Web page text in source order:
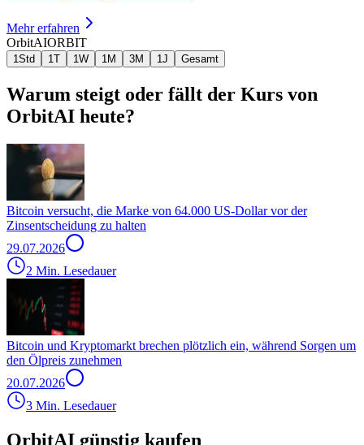
Mehr erfahren
OrbitAIORBIT
1Std 1T 1W 1M 3M 1J Gesamt
Warum steigt oder fällt der Kurs von
OrbitAI heute?
Bitcoin versucht, die Marke von 64.000 US-Dollar vor der
Zinsentscheidung zu halten
29.07.2026
2 Min. Lesedauer
Bitcoin und Kryptomarkt brechen plötzlich ein, während Sorgen um
den Ölpreis zunehmen
20.07.2026
3 Min. Lesedauer
OrbitAI günstig kaufen